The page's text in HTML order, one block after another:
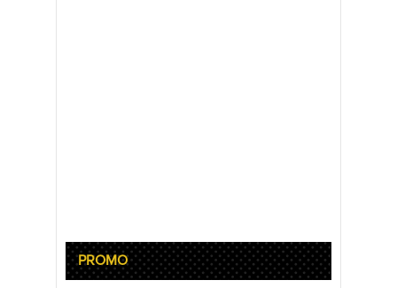
PROMO